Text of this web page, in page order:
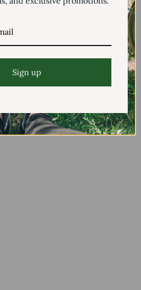
Sign up